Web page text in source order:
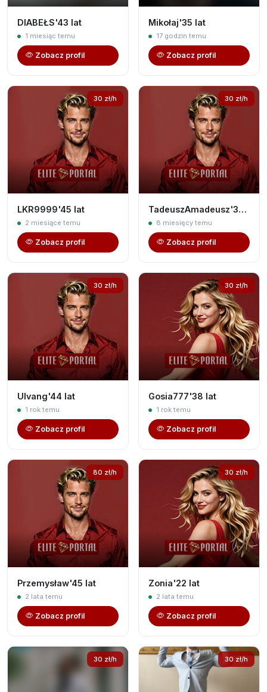
DIABEŁS'43 lat
1 miesiąc temu
Zobacz profil
Mikołaj'35 lat
17 godzin temu
Zobacz profil
30 zł/h
LKR9999'45 lat
2 miesiące temu
Zobacz profil
30 zł/h
TadeuszAmadeusz'38 lat
8 miesięcy temu
Zobacz profil
30 zł/h
Ulvang'44 lat
1 rok temu
Zobacz profil
30 zł/h
Gosia777'38 lat
1 rok temu
Zobacz profil
80 zł/h
Przemysław'45 lat
2 lata temu
Zobacz profil
30 zł/h
Zonia'22 lat
2 lata temu
Zobacz profil
30 zł/h 30 zł/h